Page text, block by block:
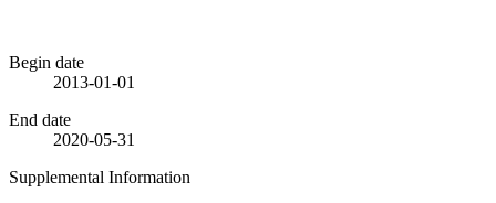
Begin date
2013-01-01
End date
2020-05-31
Supplemental Information